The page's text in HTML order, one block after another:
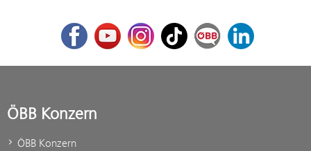
FacebookYoutubeInstagram
TikTok ÖBB Corporate Blog
LinkedIn
ÖBB Konzern
ÖBB Konzern